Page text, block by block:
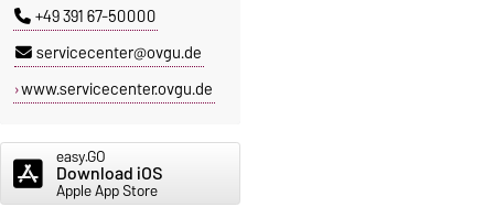
+49 391 67-50000
servicecenter@ovgu.de
www.servicecenter.ovgu.de
easy.GO
Download iOS
Apple App Store